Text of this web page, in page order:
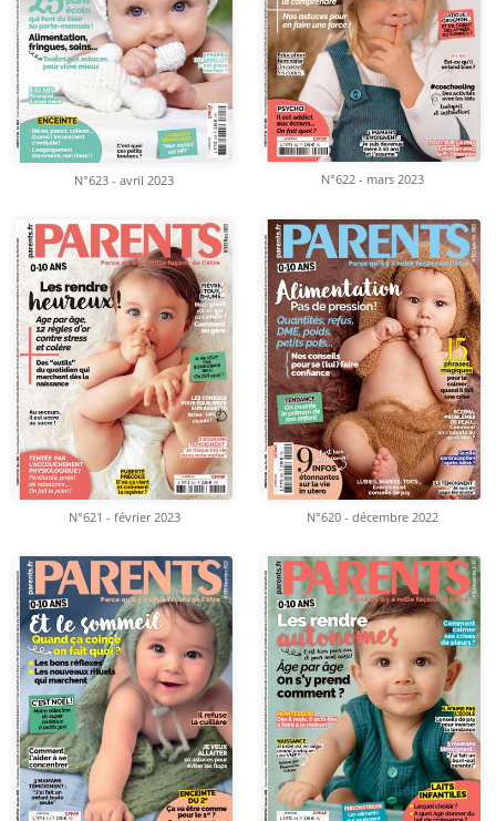
N°623 - avril 2023 N°622 - mars 2023
N°621 - février 2023 N°620 - décembre 2022